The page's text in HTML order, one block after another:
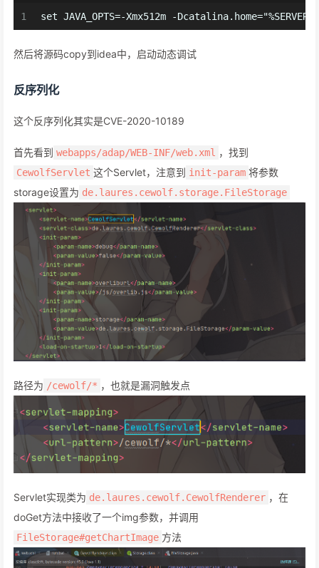
1 set JAVA_OPTS=-Xmx512m -
然后将源码copy到idea中，启动动态调试
反序列化
这个反序列化其实是CVE-2020-10189
首先看到 webapps/adap/WEB-INF/web.xml ，找到
CewolfServlet 这个Servlet，注意到 init-param 将参数
storage设置为 de.laures.cewolf.storage.FileStorage
路径为 /cewolf/* ，也就是漏洞触发点
Servlet实现类为 de.laures.cewolf.CewolfRenderer ，在
doGet方法中接收了一个img参数，并调用
FileStorage#getChartImage 方法